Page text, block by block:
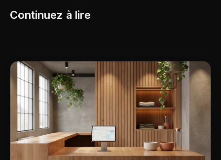
Continuez à lire